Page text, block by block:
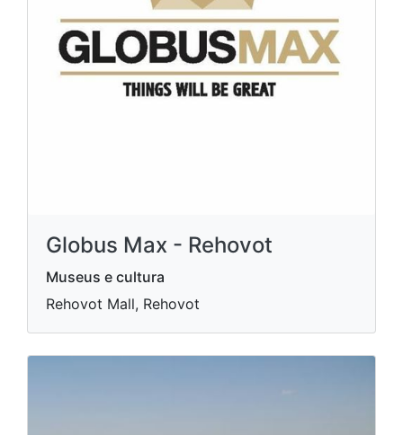
Globus Max - Rehovot
Museus e cultura
Rehovot Mall, Rehovot